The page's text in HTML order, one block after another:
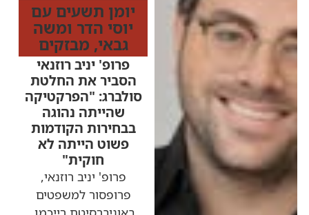
יומן תשעים עם
יוסי הדר ומשה
גבאי, מבזקים
פרופ' יניב רוזנאי
הסביר את החלטת
סולברג: "הפרקטיקה
שהייתה נהוגה
בבחירות הקודמות
פשוט הייתה לא
חוקית"
פרופ' יניב רוזנאי,
פרופסור למשפטים